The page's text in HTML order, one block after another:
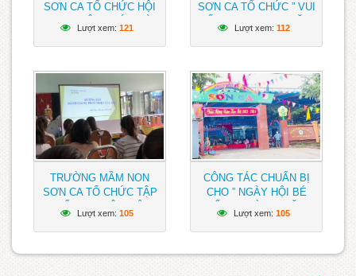
SƠN CA TỔ CHỨC HỘI
NGƯỜI LAO ĐỘNG NĂM
HỌC 2023 – 2024
Lượt xem: 121
SƠN CA TỔ CHỨC ” VUI
2023 CHO HỌC SINH
TOÀN TRƯỜNG
Lượt xem: 112
TRƯỜNG MẦM NON
SƠN CA TỔ CHỨC TẬP
NĂM HỌC 2023 – 2024
Lượt xem: 105
CÔNG TÁC CHUẨN BỊ
CHO ” NGÀY HỘI BÉ
HỌC 2023 – 2024
TRƯỜNG MẦM NON
CHUẨN BỊ ĐÓN CHÀO
Lượt xem: 105